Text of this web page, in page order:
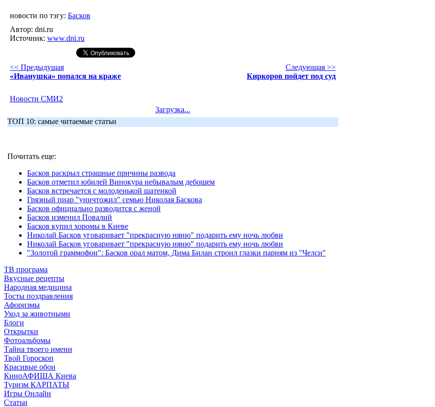
новости по тэгу: Басков
Автор: dni.ru
Источник: www.dni.ru
<< Предыдущая
«Иванушка» попался на краже
Следующая >>
Киркоров пойдет под суд
Новости СМИ2
Загрузка...
ТОП 10: самые читаемые статьи
Почитать еще:
Басков раскрыл страшные причины развода
Басков отметил юбилей Винокура небывалым дебошем
Басков встречается с молоденькой шатенкой
Грязный пиар "уничтожил" семью Николая Баскова
Басков официально разводится с женой
Басков изменил Повалий
Басков купил хоромы в Киеве
Николай Басков уговаривает "прекрасную няню" подарить ему ночь любви
Николай Басков уговаривает "прекрасную няню" подарить ему ночь любви
"Золотой граммофон": Басков орал матом, Дима Билан строил глазки парням из "Челси"
ТВ програма
Вкусные рецепты
Народная медицина
Тосты поздравления
Афоризмы
Уход за животными
Блоги
Открытки
Фотоальбомы
Тайна твоего имени
Твой Гороскоп
Красивые обои
КиноАФИША Киева
Туризм КАРПАТЫ
Игры Онлайн
Статьи